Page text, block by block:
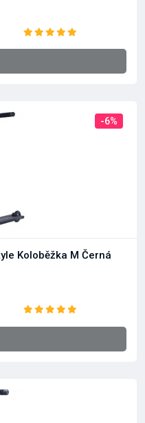
-6%
Koloběžka M Černá